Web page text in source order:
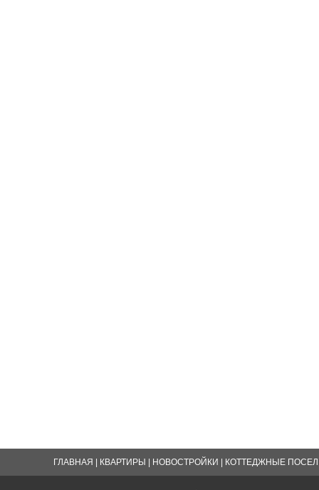
ГЛАВНАЯ КВАРТИРЫ НОВОСТРОЙКИ КОТТЕДЖНЫЕ